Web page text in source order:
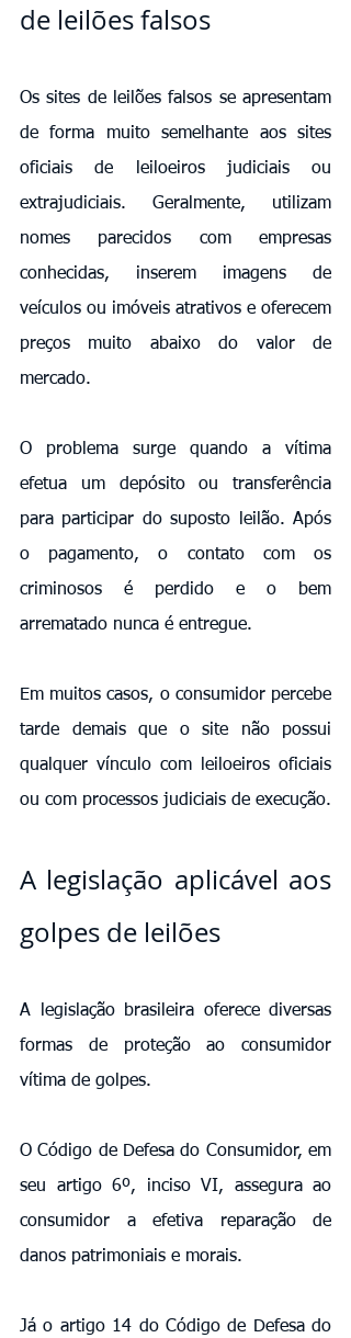
de leilões falsos
Os sites de leilões falsos se apresentam
de forma muito semelhante aos sites
oficiais de leiloeiros judiciais ou
extrajudiciais. Geralmente, utilizam
nomes parecidos com empresas
conhecidas, inserem imagens de
veículos ou imóveis atrativos e oferecem
preços muito abaixo do valor de
mercado.
O problema surge quando a vítima
efetua um depósito ou transferência
para participar do suposto leilão. Após
o pagamento, o contato com os
criminosos é perdido e o bem
arrematado nunca é entregue.
Em muitos casos, o consumidor percebe
tarde demais que o site não possui
qualquer vínculo com leiloeiros oficiais
ou com processos judiciais de execução.
A legislação aplicável aos
golpes de leilões
A legislação brasileira oferece diversas
formas de proteção ao consumidor
vítima de golpes.
O Código de Defesa do Consumidor, em
seu artigo 6º, inciso VI, assegura ao
consumidor a efetiva reparação de
danos patrimoniais e morais.
Já o artigo 14 do Código de Defesa do